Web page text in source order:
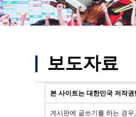
학부모방
정기고
보도자료
본 사이트는 대한민국 저작
게시판에 글쓰기를 하는 경